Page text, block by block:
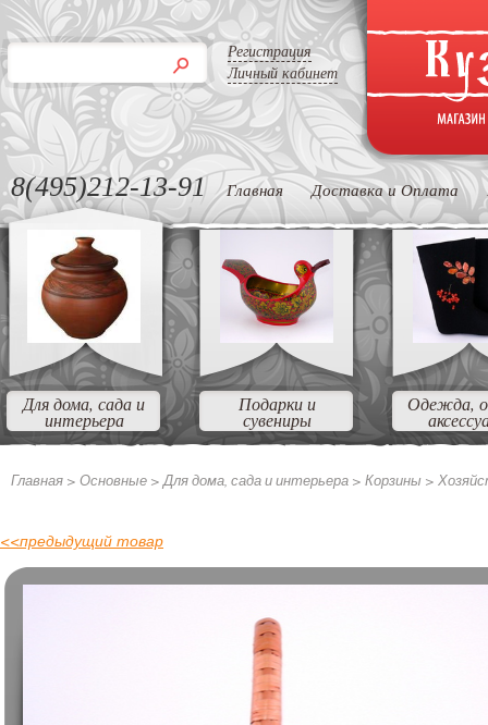
Регистрация
Личный кабинет
8(495)212-13-91 Главная Доставка и Оплата
Для дома, сада и
интерьера
Подарки и
сувениры
Одежда,
Главная > Основные >Для дома, сада и интерьера > Корзины >
<<предыдущий товар